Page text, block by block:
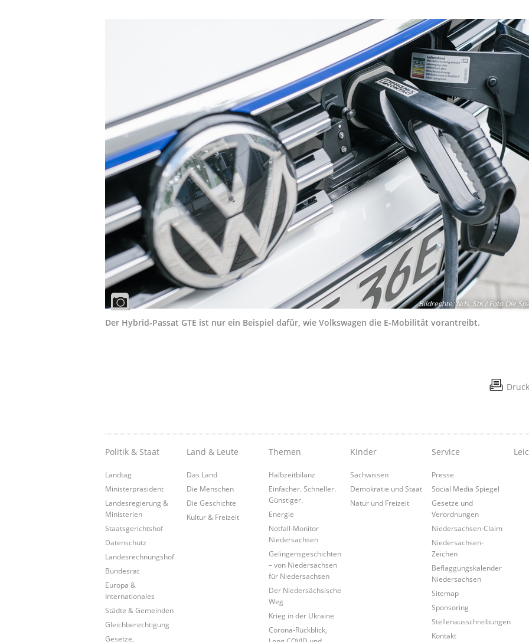
Bildrechte:Nds. StK / Foto Ole
Der Hybrid-Passat GTE ist nur ein Beispiel dafür, wie Volkswagen die E-Mobilität vorantreibt.
Politik & Staat
Landtag
Ministerpräsident
Landesregierung &
Ministerien
Staatsgerichtshof
Datenschutz
Landesrechnungshof
Bundesrat
Europa &
Internationales
Städte & Gemeinden
Gleichberechtigung
Gesetze,
Land & Leute
Das Land
Die Menschen
Die Geschichte
Kultur & Freizeit
Themen
Halbzeitbilanz
Einfacher. Schneller.
Günstiger.
Energie
Notfall-Monitor
Niedersachsen
Gelingensgeschichten
– von Niedersachsen
für Niedersachsen
Der Niedersächsische
Weg
Krieg in der Ukraine
Corona-Rückblick,
Kinder
Sachwissen
Demokratie und Staat
Natur und Freizeit
Service
Presse
Social Media Spiegel
Gesetze und
Verordnungen
Niedersachsen-Claim
Niedersachsen-
Zeichen
Beflaggungskalender
Niedersachsen
Sitemap
Sponsoring
Stellenausschreibungen
Kontakt